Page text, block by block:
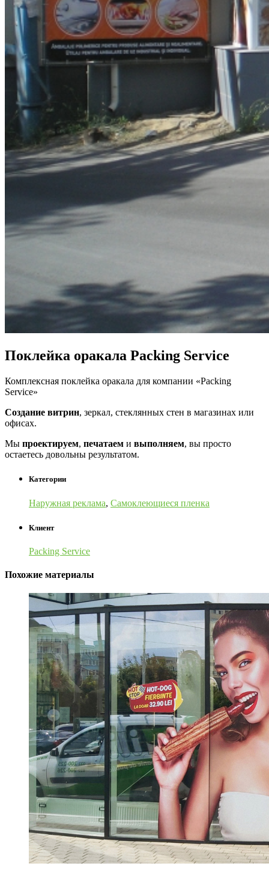
Поклейка оракала Packing Service
Комплексная поклейка оракала для компании «Packing
Service»
Создание витрин, зеркал, стеклянных стен в магазинах или
офисах.
Мы проектируем, печатаем и выполняем, вы просто
остаетесь довольны результатом.
Категории
Наружная реклама, Самоклеющиеся пленка
Клиент
Packing Service
Похожие материалы